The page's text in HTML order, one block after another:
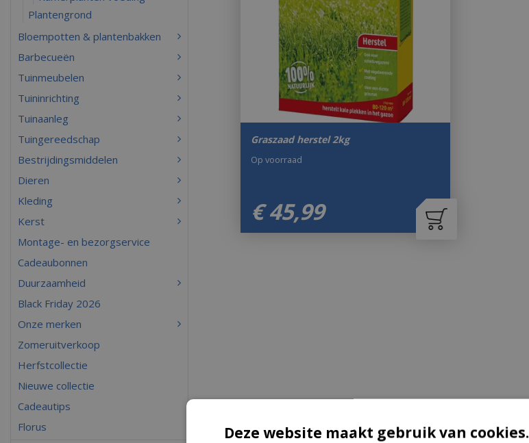
Graszaad herstel 2kg
€ 45,99
Op voorraad
Plantengrond
Bloempotten & plantenbakken
Barbecueën
Tuinmeubelen
Tuininrichting
Tuinaanleg
Tuingereedschap
Bestrijdingsmiddelen
Dieren
Kleding
Kerst
Montage- en bezorgservice
Cadeaubonnen
Duurzaamheid
Black Friday 2026
Onze merken
Zomeruitverkoop
Herfstcollectie
Nieuwe collectie
Cadeautips
Florus
Deze website maakt gebruik van cookies.